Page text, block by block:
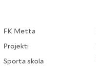
FK Metta
Projekti
Sporta skola